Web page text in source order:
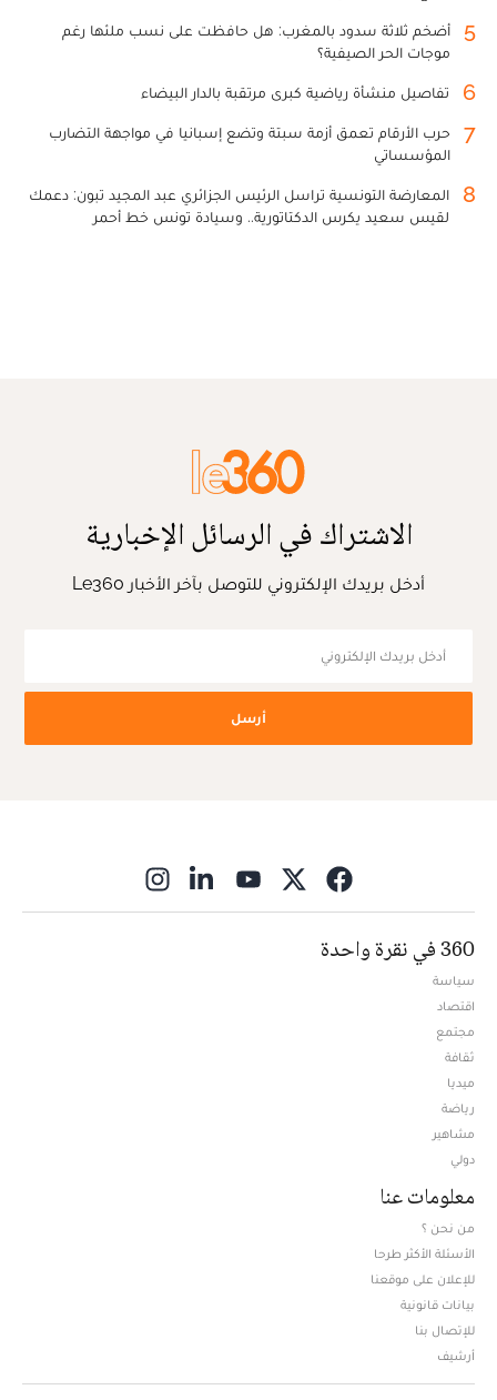
5
أضخم ثلاثة سدود بالمغرب: هل حافظت على نسب ملئها رغم
موجات الحر الصيفية؟
6 تفاصيل منشأة رياضية كبرى مرتقبة بالدار البيضاء
7
حرب الأرقام تعمق أزمة سبتة وتضع إسبانيا في مواجهة التضارب
المؤسساتي
8
المعارضة التونسية تراسل الرئيس الجزائري عبد المجيد تبون: دعمك
لقيس سعيد يكرس الدكتاتورية.. وسيادة تونس خط أحمر
الاشتراك في الرسائل الإخبارية
أدخل بريدك الإلكتروني للتوصل بآخر الأخبار Le360
أرسل
360 في نقرة واحدة
سياسة
اقتصاد
مجتمع
ثقافة
ميديا
رياضة
مشاهير
دولي
معلومات عنا
من نحن ؟
الأسئلة الأكثر طرحا
للإعلان على موقعنا
بيانات قانونية
للإتصال بنا
أرشيف